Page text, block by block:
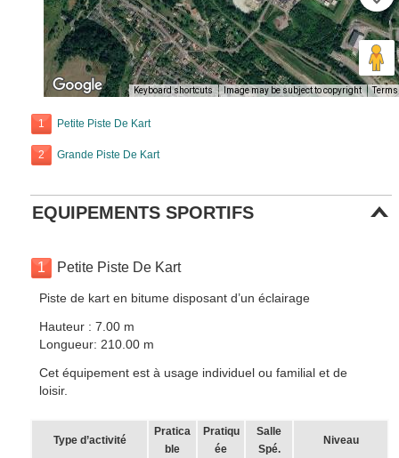
Keyboard shortcuts Image may be subject to copyright Terms
1 Petite Piste De Kart
2 Grande Piste De Kart
EQUIPEMENTS SPORTIFS
1 Petite Piste De Kart
Piste de kart en bitume disposant d’un éclairage
Hauteur : 7.00 m
Longueur: 210.00 m
Cet équipement est à usage individuel ou familial et de
loisir.
Type d’activité
Pratica
ble
Pratiqu
ée
Salle
Spé.
Niveau